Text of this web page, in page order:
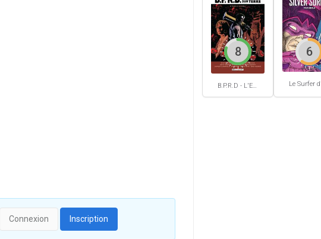
Connexion Inscription
B.P.R.D - L'Enfer sur Terre #4
8 6